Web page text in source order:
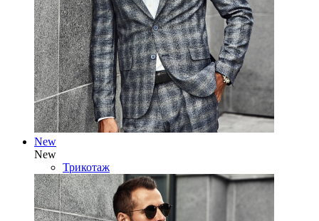
New
New
Трикотаж